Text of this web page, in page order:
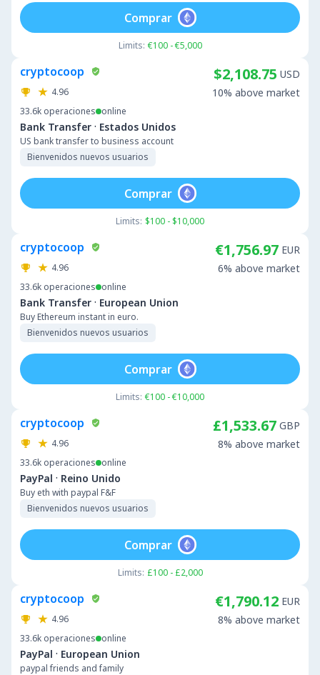
Limits: €100 - €5,000
Comprar
cryptocoop
4.96
33.6k operaciones online
Bank Transfer · Estados Unidos
US bank transfer to business account
Bienvenidos nuevos usuarios
$2,108.75 USD
10% above market
Limits: $100 - $10,000
Comprar
cryptocoop
4.96
33.6k operaciones online
Bank Transfer · European Union
Buy Ethereum instant in euro.
Bienvenidos nuevos usuarios
€1,756.97 EUR
6% above market
Limits: €100 - €10,000
Comprar
cryptocoop
4.96
33.6k operaciones online
PayPal · Reino Unido
Buy eth with paypal F&F
Bienvenidos nuevos usuarios
£1,533.67 GBP
8% above market
Limits: £100 - £2,000
Comprar
cryptocoop
4.96
33.6k operaciones online
PayPal · European Union
paypal friends and family
€1,790.12 EUR
8% above market